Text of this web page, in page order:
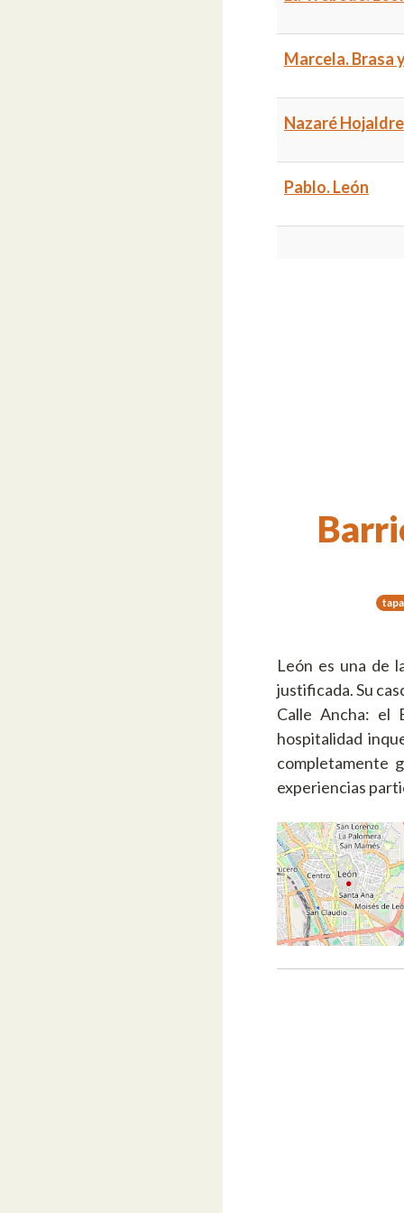
Marcela. Brasa
Nazaré
Pablo. León
León es una de
justificada. Su
Calle Ancha: el
hospitalidad
completamente
experiencias